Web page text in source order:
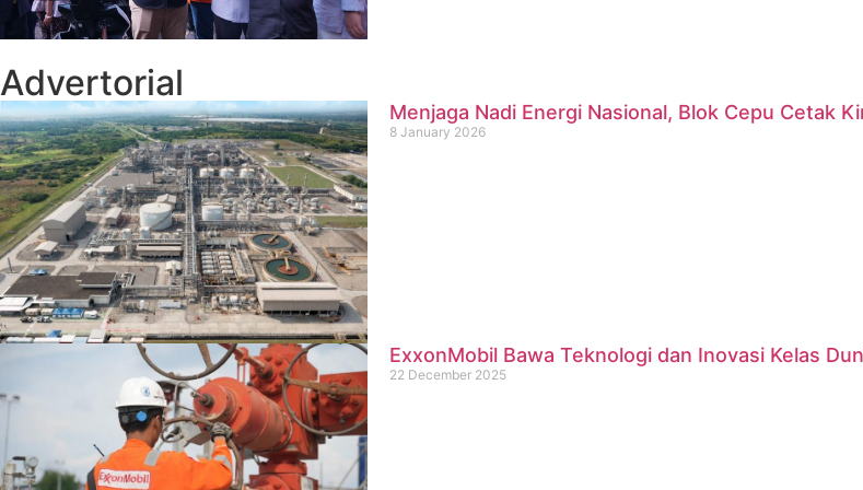
Advertorial
Menjaga Nadi Energi Nasional, Blok Cepu Cetak
8 January 2026
ExxonMobil Bawa Teknologi dan Inovasi Kelas
22 December 2025